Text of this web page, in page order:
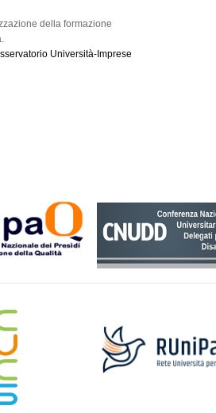
della formazione
Università-Imprese